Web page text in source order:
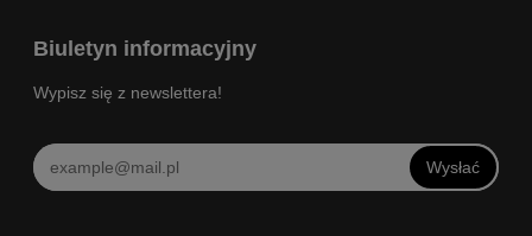
Biuletyn informacyjny
Wypisz się z newslettera!
Wysłać